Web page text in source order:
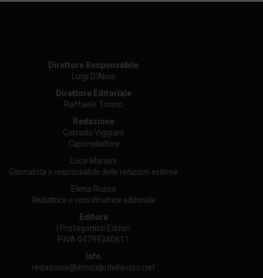
Direttore Responsabile
Luigi D’Alise
Direttore Editoriale
Raffaele Tovino
Redazione
Corrado Viggiani
Caporedattore
Luca Mariani
Giornalista e responsabile delle relazioni esterne
Elena Russo
Redattrice e coordinatrice editoriale
Editore
I Protagonisti Editori
P.IVA 04799240611
Info
redazione@ilmondodellavoro.net